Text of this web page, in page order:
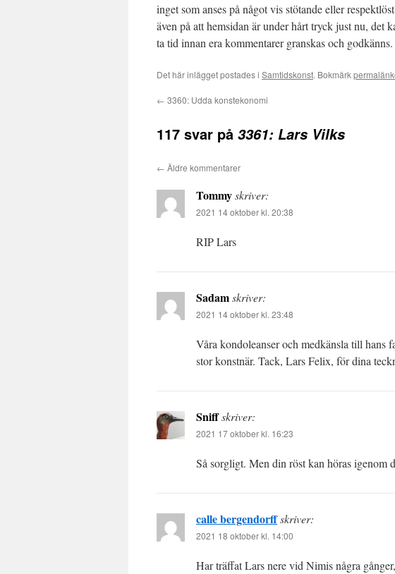
inget som anses på något vis stötande eller
även på att hemsidan är under hårt tryck just nu, det
ta tid innan era kommentarer granskas och godkänns.
Det här inlägget postades i Samtidskonst. Bokmärk
← 3360: Udda konstekonomi
117 svar på 3361: Lars Vilks
← Äldre kommentarer
Tommyskriver:
2021 14 oktober kl. 20:38
RIP Lars
Sadamskriver:
2021 14 oktober kl. 23:48
Våra kondoleanser och medkänsla till
stor konstnär. Tack, Lars Felix, för dina
Sniffskriver:
2021 17 oktober kl. 16:23
Så sorgligt. Men din röst kan höras igenom
calle bergendorffskriver:
2021 18 oktober kl. 14:00
Har träffat Lars nere vid Nimis några